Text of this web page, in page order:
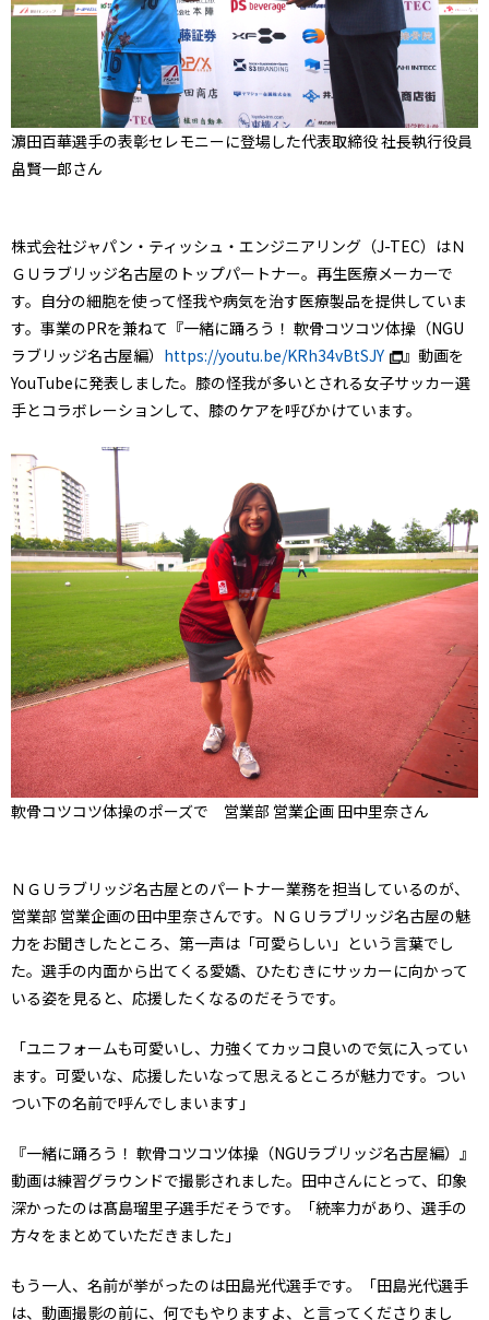
濵田百華選手の表彰セレモニーに登場した代表取締役 社長執行役員
畠賢一郎さん
株式会社ジャパン・ティッシュ・エンジニアリング（J-TEC）はＮ
ＧＵラブリッジ名古屋のトップパートナー。再生医療メーカーで
す。自分の細胞を使って怪我や病気を治す医療製品を提供していま
す。事業のPRを兼ねて『一緒に踊ろう！ 軟骨コツコツ体操（NGU
ラブリッジ名古屋編） https://youtu.be/KRh34vBtSJY
』動画を
YouTubeに発表しました。膝の怪我が多いとされる女子サッカー選
手とコラボレーションして、膝のケアを呼びかけています。
軟骨コツコツ体操のポーズで 営業部 営業企画 田中里奈さん
ＮＧＵラブリッジ名古屋とのパートナー業務を担当しているのが、
営業部 営業企画の田中里奈さんです。ＮＧＵラブリッジ名古屋の魅
力をお聞きしたところ、第一声は「可愛らしい」という言葉でし
た。選手の内面から出てくる愛嬌、ひたむきにサッカーに向かって
いる姿を見ると、応援したくなるのだそうです。
「ユニフォームも可愛いし、力強くてカッコ良いので気に入ってい
ます。可愛いな、応援したいなって思えるところが魅力です。つい
つい下の名前で呼んでしまいます」
『一緒に踊ろう！ 軟骨コツコツ体操（NGUラブリッジ名古屋編）』
動画は練習グラウンドで撮影されました。田中さんにとって、印象
深かったのは髙島瑠里子選手だそうです。「統率力があり、選手の
方々をまとめていただきました」
もう一人、名前が挙がったのは田島光代選手です。「田島光代選手
は、動画撮影の前に、何でもやりますよ、と言ってくださりまし